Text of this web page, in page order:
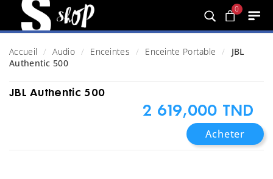
0
Accueil Audio Enceintes Enceinte Portable
JBL
Authentic 500
JBL Authentic 500
2 619,000 TND
Acheter